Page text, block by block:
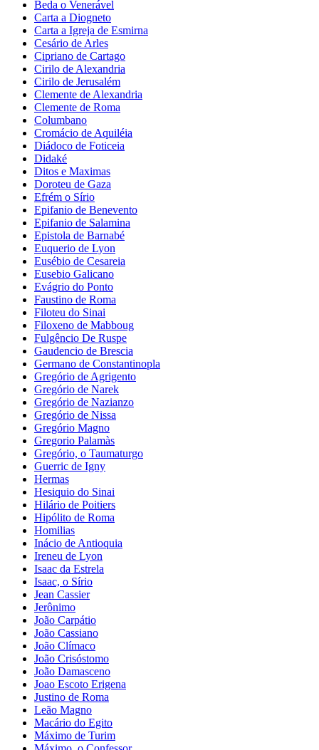
Beda o Venerável
Carta a Diogneto
Carta a Igreja de Esmirna
Cesário de Arles
Cipriano de Cartago
Cirilo de Alexandria
Cirilo de Jerusalém
Clemente de Alexandria
Clemente de Roma
Columbano
Cromácio de Aquiléia
Diádoco de Foticeia
Didaké
Ditos e Maximas
Doroteu de Gaza
Efrém o Sírio
Epifanio de Benevento
Epifanio de Salamina
Epistola de Barnabé
Euquerio de Lyon
Eusébio de Cesareia
Eusebio Galicano
Evágrio do Ponto
Faustino de Roma
Filoteu do Sinai
Filoxeno de Mabboug
Fulgêncio De Ruspe
Gaudencio de Brescia
Germano de Constantinopla
Gregório de Agrigento
Gregório de Narek
Gregório de Nazianzo
Gregório de Nissa
Gregório Magno
Gregorio Palamàs
Gregório, o Taumaturgo
Guerric de Igny
Hermas
Hesiquio do Sinai
Hilário de Poitiers
Hipólito de Roma
Homilias
Inácio de Antioquia
Ireneu de Lyon
Isaac da Estrela
Isaac, o Sírio
Jean Cassier
Jerônimo
João Carpátio
João Cassiano
João Clímaco
João Crisóstomo
João Damasceno
Joao Escoto Erigena
Justino de Roma
Leão Magno
Macário do Egito
Máximo de Turim